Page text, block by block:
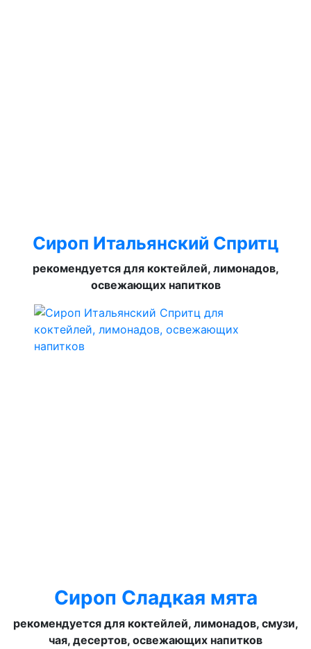
Сироп Итальянский Спритц
рекомендуется для коктейлей, лимонадов,
освежающих напитков
Сироп Сладкая мята
рекомендуется для коктейлей, лимонадов, смузи,
чая, десертов, освежающих напитков